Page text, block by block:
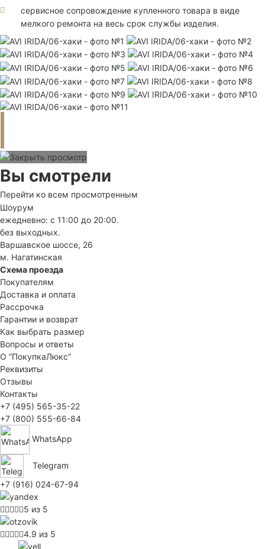
сервисное сопровождение купленного товара в виде
мелкого ремонта на весь срок службы изделия.
Вы смотрели
Перейти ко всем просмотренным
Шоурум
ежедневно: с 11:00 до 20:00.
без выходных.
Варшавское шоссе, 26
м. Нагатинская
Схема проезда
Покупателям
Доставка и оплата
Рассрочка
Гарантии и возврат
Как выбрать размер
Вопросы и ответы
О “ПокупкаЛюкс”
Реквизиты
Отзывы
Контакты
+7 (495) 565-35-22
+7 (800) 555-66-84
WhatsApp
Telegram
+7 (916) 024-67-94
5 из 5
4.9 из 5